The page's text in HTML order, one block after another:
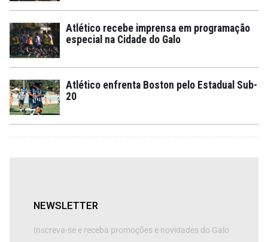
Atlético recebe imprensa em programação
especial na Cidade do Galo
Atlético enfrenta Boston pelo Estadual Sub-
20
NEWSLETTER
Inscreva-se e receba promoções e novidades do Galo